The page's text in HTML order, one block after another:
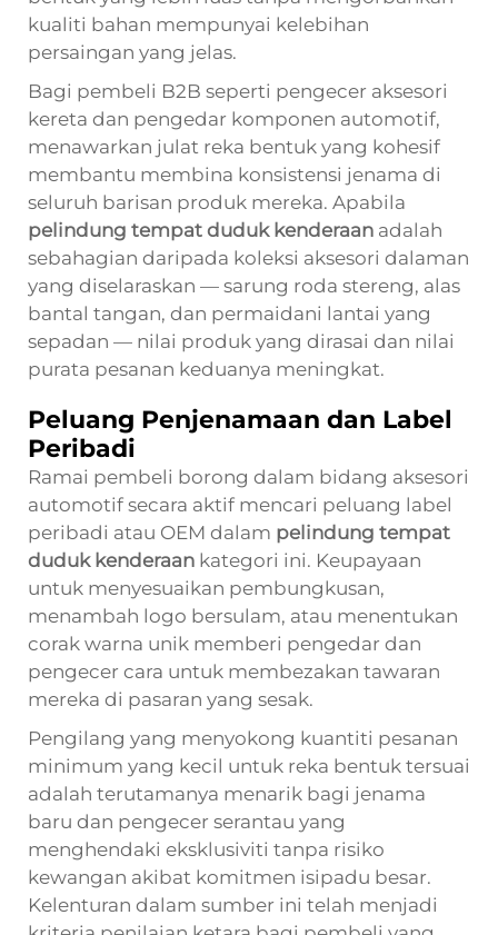
kualiti bahan mempunyai kelebihan
persaingan yang jelas.
Bagi pembeli B2B seperti pengecer aksesori
kereta dan pengedar komponen automotif,
menawarkan julat reka bentuk yang kohesif
membantu membina konsistensi jenama di
seluruh barisan produk mereka. Apabila
pelindung tempat duduk kenderaan adalah
sebahagian daripada koleksi aksesori dalaman
yang diselaraskan — sarung roda stereng, alas
bantal tangan, dan permaidani lantai yang
sepadan — nilai produk yang dirasai dan nilai
purata pesanan keduanya meningkat.
Peluang Penjenamaan dan Label
Peribadi
Ramai pembeli borong dalam bidang aksesori
automotif secara aktif mencari peluang label
peribadi atau OEM dalam pelindung tempat
duduk kenderaan kategori ini. Keupayaan
untuk menyesuaikan pembungkusan,
menambah logo bersulam, atau menentukan
corak warna unik memberi pengedar dan
pengecer cara untuk membezakan tawaran
mereka di pasaran yang sesak.
Pengilang yang menyokong kuantiti pesanan
minimum yang kecil untuk reka bentuk tersuai
adalah terutamanya menarik bagi jenama
baru dan pengecer serantau yang
menghendaki eksklusiviti tanpa risiko
kewangan akibat komitmen isipadu besar.
Kelenturan dalam sumber ini telah menjadi